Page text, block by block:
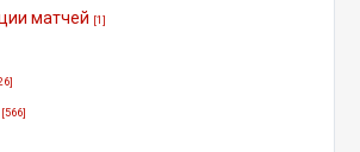
матчей [1]
[566]